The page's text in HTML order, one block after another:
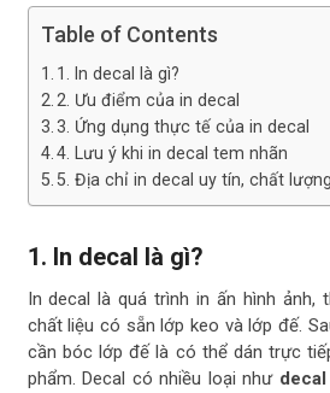
Table of Contents
1. In decal là gì?
2. Ưu điểm của in decal
3. Ứng dụng thực tế của in decal
4. Lưu ý khi in decal tem nhãn
5. Địa chỉ in decal uy tín, chất
1. In decal là gì?
In decal là quá trình in ấn hình ảnh,
chất liệu có sẵn lớp keo và lớp đế.
cần bóc lớp đế là có thể dán trực
phẩm. Decal có nhiều loại như